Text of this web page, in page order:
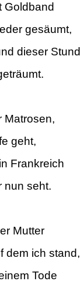
Goldband
gesäumt,
dieser Stund
Matrosen,
geht,
Frankreich
nun seht.
Mutter
dem ich stand,
Tode